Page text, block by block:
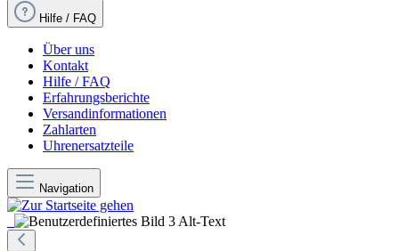
Hilfe / FAQ
Über uns
Kontakt
Hilfe / FAQ
Erfahrungsberichte
Versandinformationen
Zahlarten
Uhrenersatzteile
Navigation